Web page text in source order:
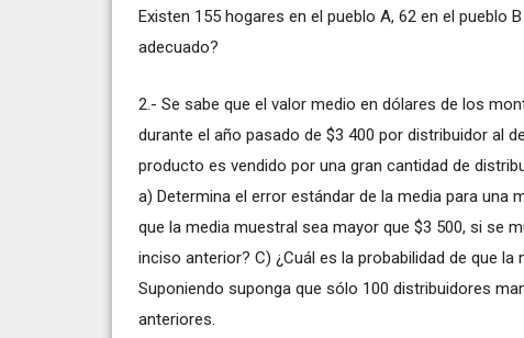
Existen 155 hogares en el pueblo A, 62 en el pueblo
adecuado?
2.- Se sabe que el valor medio en dólares de los
durante el año pasado de $3 400 por distribuidor al
producto es vendido por una gran cantidad de
a) Determina el error estándar de la media para una
que la media muestral sea mayor que $3 500, si se
inciso anterior? C) ¿Cuál es la probabilidad de que
Suponiendo suponga que sólo 100 distribuidores
anteriores.